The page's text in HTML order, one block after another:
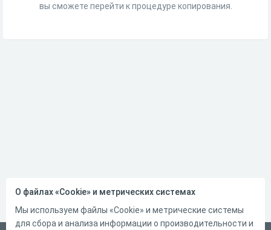
вы сможете перейти к процедуре копирования.
О файлах «Cookie» и метрических системах
Мы используем файлы «Cookie» и метрические системы
для сбора и анализа информации о производительности и